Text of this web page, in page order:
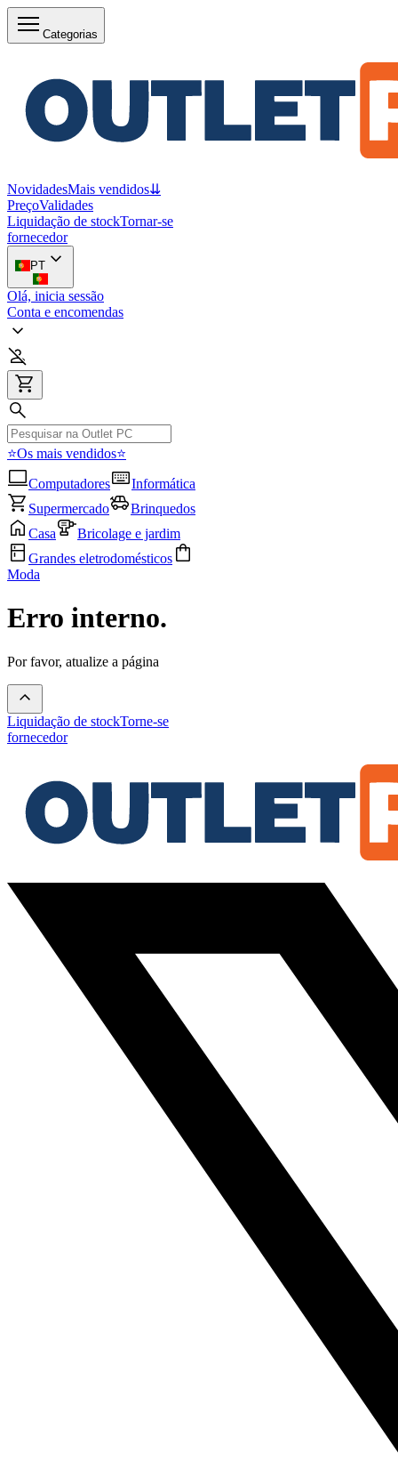
Categorias
NovidadesMais vendidos⇊
PreçoValidades
Liquidação de stockTornar-se
fornecedor
PT
Olá, inicia sessão
Conta e encomendas
⭐Os mais vendidos⭐
Computadores
Informática
Supermercado
Brinquedos
Casa
Bricolage e jardim
Grandes eletrodomésticos
Moda
Erro interno.
Por favor, atualize a página
Liquidação de stockTorne-se
fornecedor